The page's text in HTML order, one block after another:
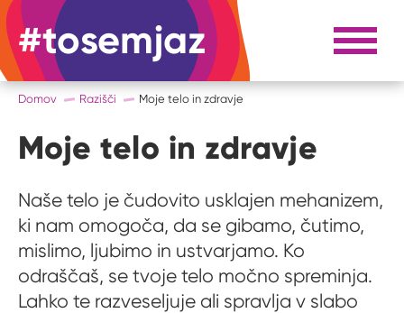
#tosemjaz #to sem jaz Razpri
Domov Razišči Moje telo in zdravje
Moje telo in zdravje
Naše telo je čudovito usklajen mehanizem,
ki nam omogoča, da se gibamo, čutimo,
mislimo, ljubimo in ustvarjamo. Ko
odraščaš, se tvoje telo močno spreminja.
Lahko te razveseljuje ali spravlja v slabo